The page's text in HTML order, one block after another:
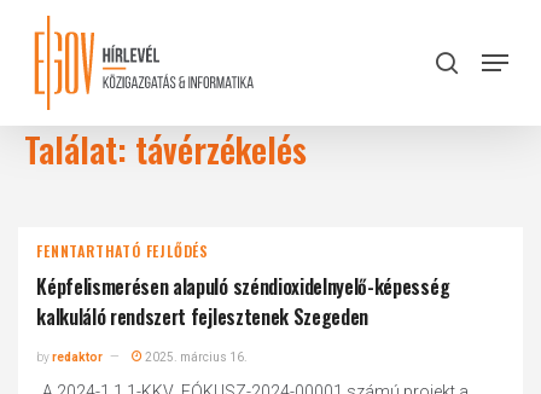
content
search
Menu
Találat: távérzékelés
FENNTARTHATÓ FEJLŐDÉS
Képfelismerésen alapuló széndioxidelnyelő-képesség
kalkuláló rendszert fejlesztenek Szegeden
byredaktor 2025. március 16.
Close